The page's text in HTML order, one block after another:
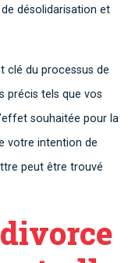
désolidarisation et
clé du processus de
précis tels que vos
souhaitée pour la
votre intention de
peut être trouvé